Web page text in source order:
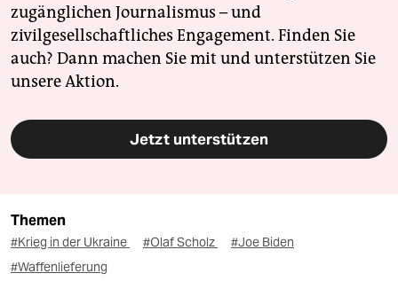
zugänglichen Journalismus – und
zivilgesellschaftliches Engagement. Finden Sie
auch? Dann machen Sie mit und unterstützen Sie
unsere Aktion.
Jetzt unterstützen
Themen
#Krieg in der Ukraine #Olaf Scholz
#Joe Biden
#Waffenlieferung